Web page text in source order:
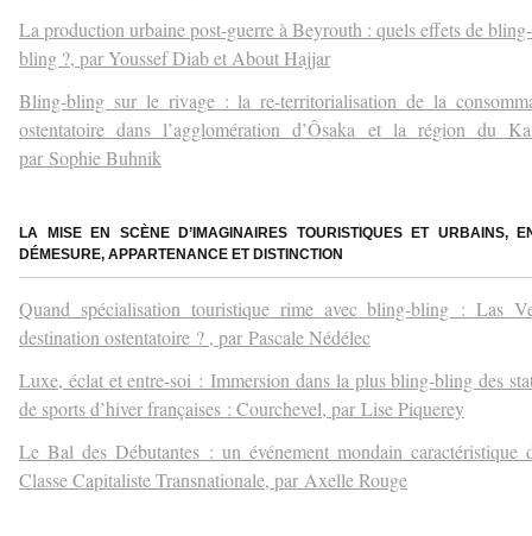
La production urbaine post-guerre à Beyrouth : quels effets de bling-
bling ?, par Youssef Diab et About Hajjar
Bling-bling sur le rivage : la re-territorialisation de la
ostentatoire dans l’agglomération d’Ôsaka et la région du
par Sophie Buhnik
LA MISE EN SCÈNE D’IMAGINAIRES TOURISTIQUES ET URBAINS,
DÉMESURE, APPARTENANCE ET DISTINCTION
Quand spécialisation touristique rime avec bling-bling : Las
destination ostentatoire ? , par Pascale Nédélec
Luxe, éclat et entre-soi : Immersion dans la plus bling-bling des
de sports d’hiver françaises : Courchevel, par Lise Piquerey
Le Bal des Débutantes : un événement mondain caractéristique
Classe Capitaliste Transnationale, par Axelle Rouge